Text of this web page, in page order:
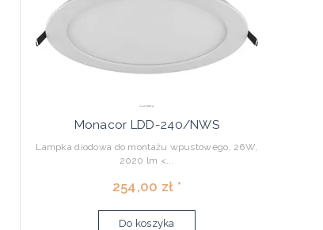
Monacor LDD-240/NWS
Lampka diodowa do montażu wpustowego, 26W,
2020 lm <...
254,00 zł *
Do koszyka